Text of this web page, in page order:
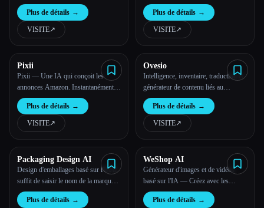
Plus de détails →
VISITE↗︎
basées sur l'IA en un clic
Plus de détails →
VISITE↗︎
Pixii
Pixii — Une IA qui conçoit les
annonces Amazon. Instantanément.
— Pixii
Plus de détails →
VISITE↗︎
Ovesio
Intelligence, inventaire, traduction et
générateur de contenu liés au
commerce électronique basé sur l'IA
- Ovesio
Plus de détails →
VISITE↗︎
Packaging Design AI
Design d'emballages basé sur l'IA Il
suffit de saisir le nom de la marque,
de télécharger le logo, d'obtenir un
design professionnel
Plus de détails →
WeShop AI
Générateur d'images et de vidéos
basé sur l'IA — Créez avec les
derniers modèles d'IA en ligne |
WeShop AI
Plus de détails →